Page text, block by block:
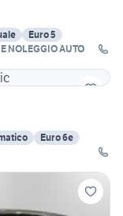
Euro 5
NOLEGGIO AUTO
Euro 6e